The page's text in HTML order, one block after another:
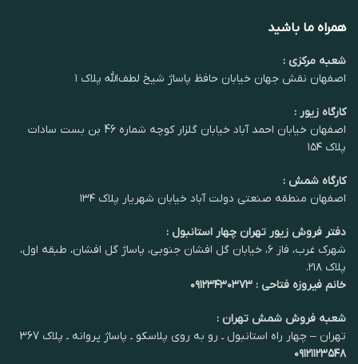
همراه ما باشید
شعبه مرکزی :
اصفهان نقش جهان خیابان حافظ پاساژ شیخ لطف‌الله پلاک ۱
کارگاه زیور :
اصفهان خیابان احمد آباد خیابان گلزار کوچه شماره 46 بن بست سادات
پلاک ۱۵۴
کارگاه شمش :
اصفهان منطقه صنعتی دولت آباد خیابان شهریار پلاک ۱۳۴
دفتر فروش زیور تهران چهار استانبول :
شهرک غرب، فاز ۶، خیابان گل افشان جنوبی، پاساژ گل افشان، طبقه اول،
پلاک ۲۱۸.
خانم فیروزه فتاحی : ۰۹۱۲۳۴۳۰۳۷۳
شعبه فروش شمش تهران :
تهران – چهار راه استانبول ـ رو به روی پلاسکو ـ پاساژ پروانه ـ پلاک 367
۰۹۱۲۱۱۲۳۵۴۸